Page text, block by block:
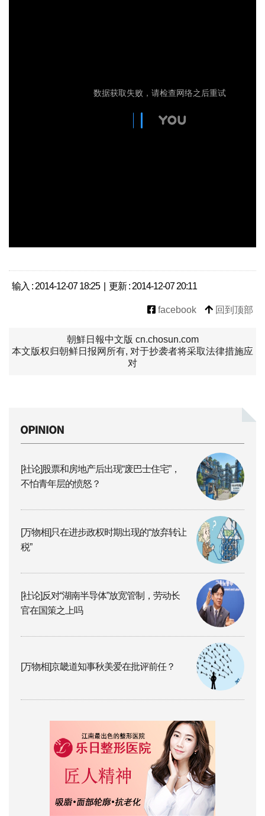
输入 : 2014-12-07 18:25 | 更新 : 2014-12-07 20:11
facebook 回到顶部
朝鮮日報中文版 cn.chosun.com
本文版权归朝鲜日报网所有, 对于抄袭者将采取法律措施应
对
[社论]股票和房地产后出现“废巴士住宅”，
不怕青年层的愤怒？
[万物相]只在进步政权时期出现的“放弃转让
税”
[社论]反对“湖南半导体”放宽管制，劳动长
官在国策之上吗
[万物相]京畿道知事秋美爱在批评前任？